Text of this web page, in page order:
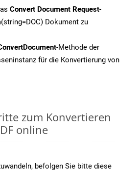
Convert Document Request-
Dokument zu
-Methode der
für die Konvertierung von
zum Konvertieren
online
befolgen Sie bitte diese